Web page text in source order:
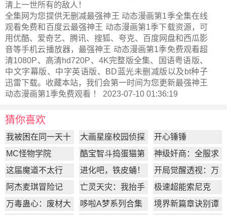
清上一世所有的敌人！
全集网为您提供无删减最强神王 动态漫画第1季全集在线
观看免费和百度云最强神王 动态漫画第1季下载资源，可
用优酷、爱奇艺、腾讯、搜狐、夸克、百度网盘和西瓜影
音等手机云播放器，最强神王 动态漫画第1季免费观看超
清1080P、高清hd720P、4K完整版全集、国语粤语版、
中文字幕版、中字英语版、BD蓝光未删减版以及bt种子
迅雷下载。收藏本站，我们会第一时间为您更新最强神王
动态漫画第1季免费观看 ！ 2023-07-10 01:36:19
猜你喜欢
我被困在同一天十
万年
大画星座校园侦探
第2季
开心锤锤
MC怪物学院
酷宝智斗捣蛋猫第
1季
神级奸商：全服求
我别薅了
这届魔道不太行 进化吧，铁皮蛹！
开局觉醒透视：万
物皆透,我即无敌
阿杰麦琪冒险记
亡灵天灾：我抬手
百万骨海
极速超能索尼克
万毒蛊心：废材大
哆啦A梦系列合集
境界新篇章诀别谭